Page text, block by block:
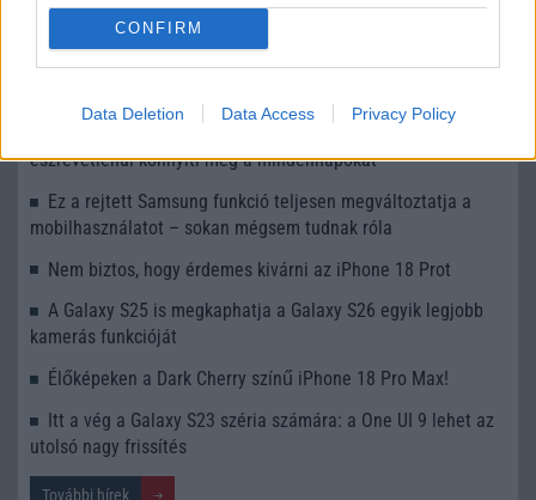
CONFIRM
Data Deletion Data Access Privacy Policy
UI 9 frissítésből – itt a lista az érintett modellekről
iPhone 18 bemutató dátum - ekkor rántja le a leplet az
észrevétlenül könnyíti meg a mindennapokat
Ez a rejtett Samsung funkció teljesen megváltoztatja a
mobilhasználatot – sokan mégsem tudnak róla
Nem biztos, hogy érdemes kivárni az iPhone 18 Prot
A Galaxy S25 is megkaphatja a Galaxy S26 egyik legjobb
kamerás funkcióját
Élőképeken a Dark Cherry színű iPhone 18 Pro Max!
Itt a vég a Galaxy S23 széria számára: a One UI 9 lehet az
utolsó nagy frissítés
További hírek